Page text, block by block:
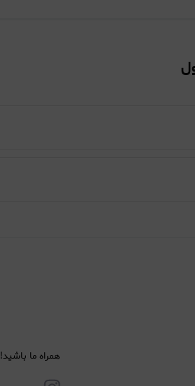
همراه ما باشید!